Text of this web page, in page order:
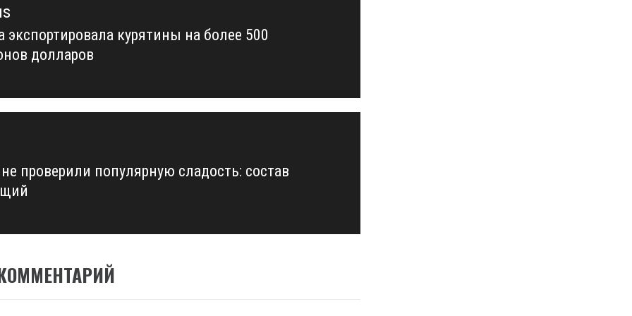
экспортировала курятины на более 500
долларов
проверили популярную сладость: состав